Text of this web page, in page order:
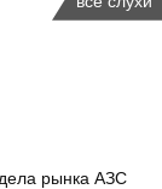
рынка АЗС